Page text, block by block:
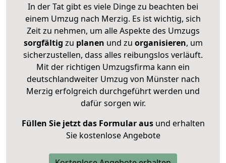
In der Tat gibt es viele Dinge zu beachten bei
einem Umzug nach Merzig. Es ist wichtig, sich
Zeit zu nehmen, um alle Aspekte des Umzugs
sorgfältig zu planen und zu organisieren, um
sicherzustellen, dass alles reibungslos verläuft.
Mit der richtigen Umzugsfirma kann ein
deutschlandweiter Umzug von Münster nach
Merzig erfolgreich durchgeführt werden und
dafür sorgen wir.
Füllen Sie jetzt das Formular ausund erhalten
Sie kostenlose Angebote